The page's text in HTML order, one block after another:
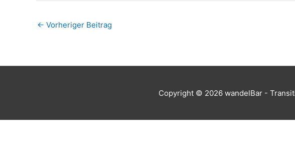
← Vorheriger Beitrag
Copyright © 2026 wandelBar -